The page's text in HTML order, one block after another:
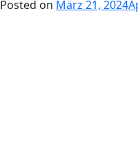
Posted on März 21, 2024